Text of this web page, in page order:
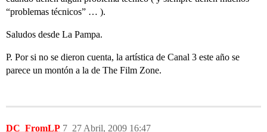
“problemas técnicos” … ).
Saludos desde La Pampa.
P. Por si no se dieron cuenta, la artística de Canal 3 este año se
parece un montón a la de The Film Zone.
DC_FromLP 27 Abril, 2009 16:47
7